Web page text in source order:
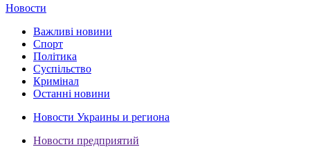
Новости
Важливі новини
Спорт
Політика
Суспільство
Кримінал
Останні новини
Новости Украины и региона
Новости предприятий